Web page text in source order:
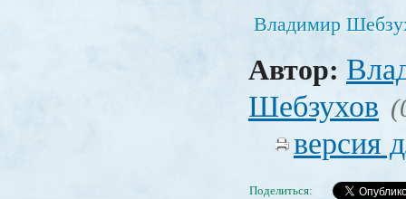
Владимир
Автор:
Шебзухов
версия
Поделиться: